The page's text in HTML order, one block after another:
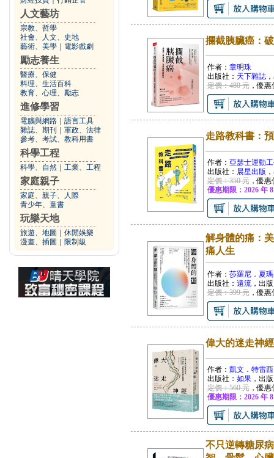
人文藝坊
宗教、哲學
社會、人文、史地
藝術、美學
電影戲劇
勵志養生
醫療、保健
料理、生活百科
教育、心理、勵志
進修學習
電腦與網路
語言工具
雜誌、期刊
軍政、法律
參考、考試、教科用書
科學工程
科學、自然 工業、工程
家庭親子
家庭、親子、人際
青少年、童書
玩樂天地
旅遊、地圖
休閒娛樂
漫畫、插圖
限制級
攔截胰臟癌：
作者： 章明珠
出版社： 天下雜誌
定價：480 元，優惠
走路教科書：
作者： 亞瑟士運動
出版社： 晨星出版
定價：350 元，優惠
優惠期限：2026 年
解身體的痛：
痛人生
作者： 莎羅尼．夏瑪
出版社： 遠流，出
定價：399 元，優惠
偉大的迷走神
作者： 凱文．特雷
出版社： 如果，出
定價：560 元，優惠
優惠期限：2026 年
不只逆轉糖尿